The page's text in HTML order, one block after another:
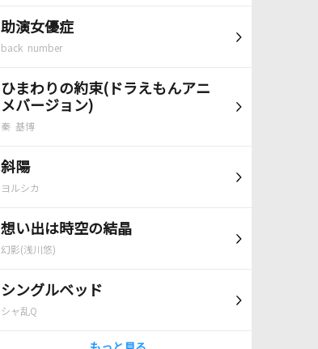
助演女優症
back number
ひまわりの約束(ドラえもんアニ
メバージョン)
秦 基博
斜陽
ヨルシカ
想い出は時空の結晶
幻影(浅川悠)
シングルベッド
シャ乱Q